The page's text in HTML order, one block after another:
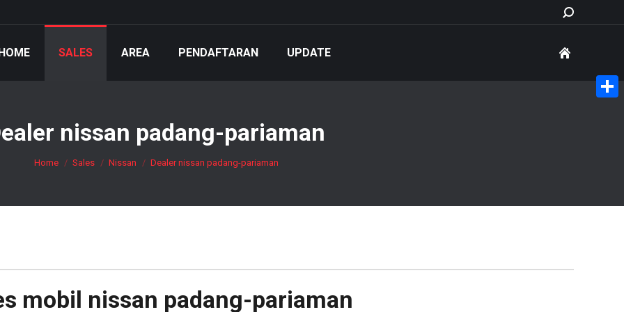
Search:
SALES AREA PENDAFTARAN UPDATE
nissan padang-pariaman
You are here:
Home Sales Nissan Dealer nissan padang-pariaman
mobil nissan padang-pariaman